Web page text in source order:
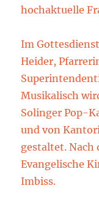
hochaktuelle
Im
Heider,
Musikalisch
Solinger Pop-
und von
gestaltet.
Evangelische
Imbiss.